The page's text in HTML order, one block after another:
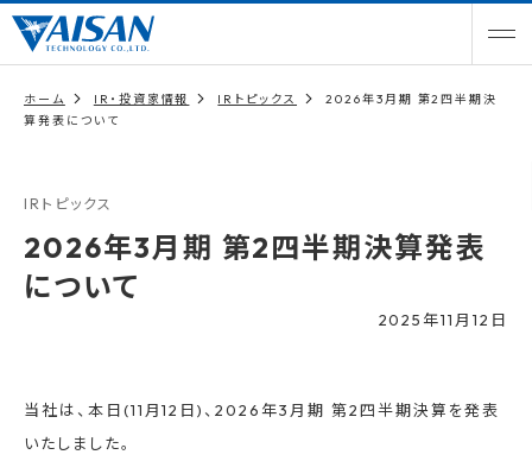
ホーム IR・投資家情報 IRトピックス
2026年3月期 第2四半期決
算発表について
IRトピックス
2026年3月期 第2四半期決算発表
について
2025年11月12日
当社は、本日(11月12日)、2026年3月期 第2四半期決算を発表
いたしました。